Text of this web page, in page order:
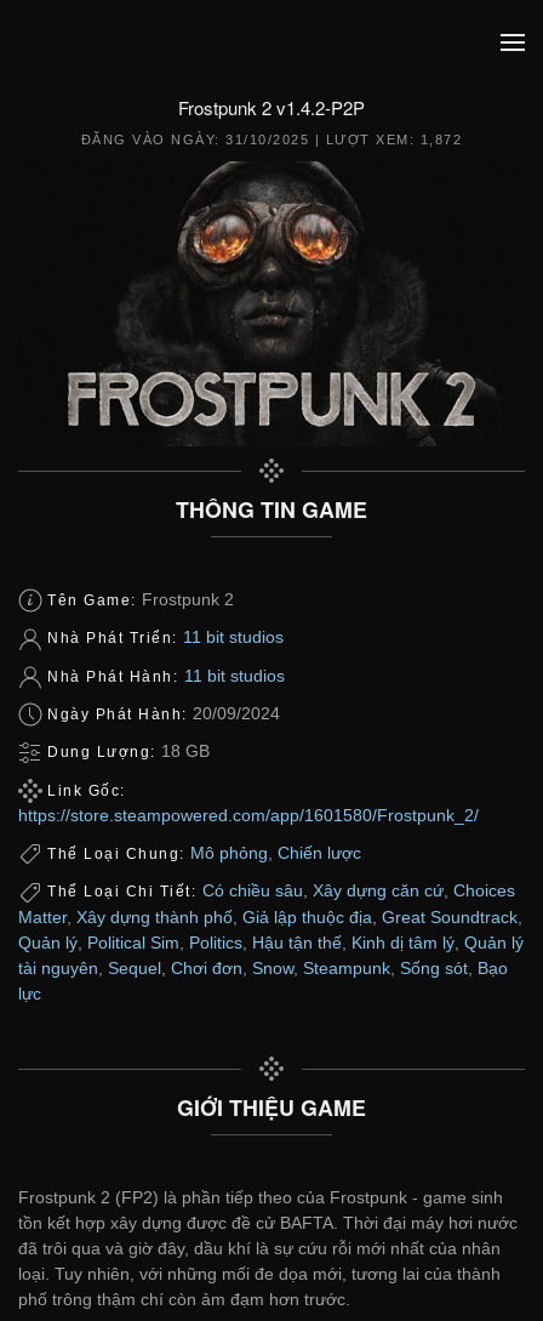
Frostpunk 2 v1.4.2-P2P
ĐĂNG VÀO NGÀY:31/10/2025 | LƯỢT XEM: 1,872
THÔNG TIN GAME
Tên Game: Frostpunk 2
Nhà Phát Triển: 11 bit studios
Nhà Phát Hành: 11 bit studios
Ngày Phát Hành: 20/09/2024
Dung Lượng: 18 GB
Link Gốc:
https://store.steampowered.com/app/1601580/Frostpunk_2/
Thể Loại Chung: Mô phỏng Chiến lược
Thể Loại Chi Tiết: Có chiều sâu, Xây dựng căn cứ, Choices
Matter, Xây dựng thành phố Giả lập thuộc địa Great Soundtrack
Quản lý Political Sim Politics Hậu tận thế Kinh dị tâm lý Quản lý
tài nguyên Sequel Chơi đơn Snow, Steampunk Sống sót Bạo
lực
GIỚI THIỆU GAME
Frostpunk 2 (FP2) là phần tiếp theo của Frostpunk - game sinh
tồn kết hợp xây dựng được đề cử BAFTA. Thời đại máy hơi nước
đã trôi qua và giờ đây, dầu khí là sự cứu rỗi mới nhất của nhân
loại. Tuy nhiên, với những mối đe dọa mới, tương lai của thành
phố trông thậm chí còn ảm đạm hơn trước.